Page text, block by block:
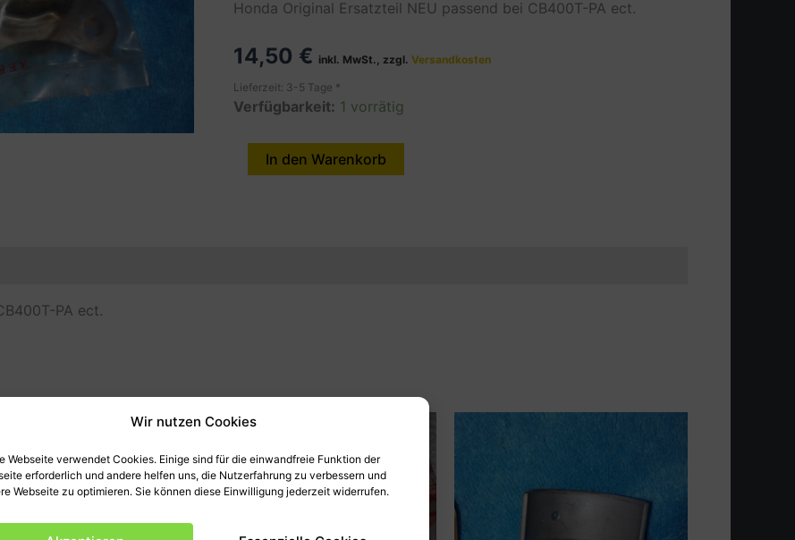
Wir nutzen Cookies
Webseite verwendet Cookies. Einige sind für die einwandfreie Funktion der
erforderlich und andere helfen uns, die Nutzerfahrung zu verbessern und
Webseite zu optimieren. Sie können diese Einwilligung jederzeit widerrufen.
Honda Original Ersatzteil NEU passend bei CB400T-PA ect.
14,50 € inkl. MwSt., zzgl.Versandkosten
Lieferzeit: 3-5 Tage *
Verfügbarkeit: 1 vorrätig
Plate,
CLCH,
In den Warenkorb
PA ect.